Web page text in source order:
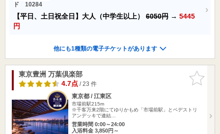
ド 10284
【平日、土日祝全日】大人（中学生以上） 6050円 → 5445
円
他にも1種類の電子チケットがあります
お気に入
りに追加
東京豊洲 万葉倶楽部
4.7点/ 23 件
東京都 / 江東区
市場前駅215m
※千客万来2階にてゆりかもめ「市場前駅」とペデストリ
アンデッキで連結…
営業時間 0:00～24:00
入浴料金 3,850円～